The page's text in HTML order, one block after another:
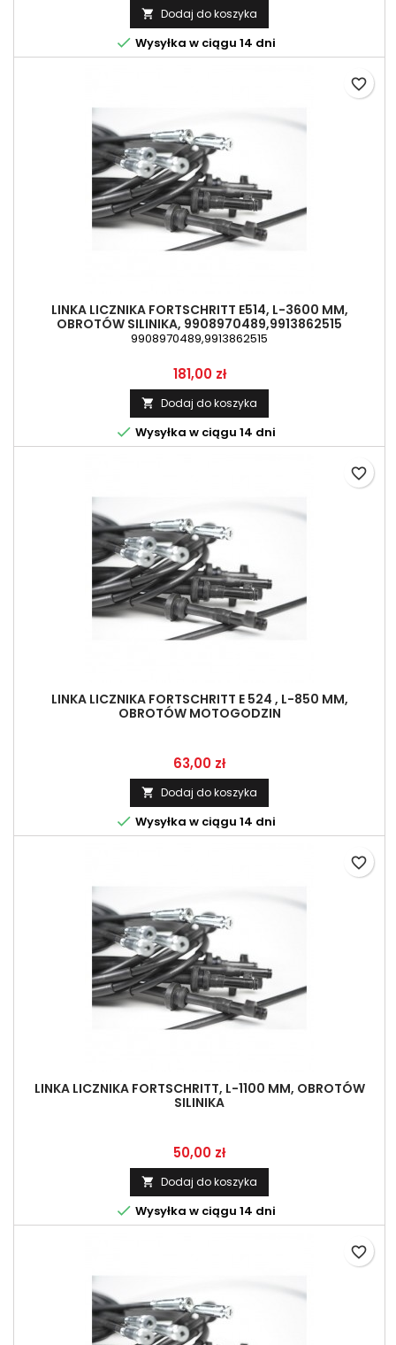
 Dodaj do koszyka
 Wysyłka w ciągu 14 dni
LINKA LICZNIKA FORTSCHRITT E514, L-3600 MM,
OBROTÓW SILINIKA, 9908970489,9913862515
9908970489,9913862515
Cena
181,00 zł
 Dodaj do koszyka
 Wysyłka w ciągu 14 dni
favorite_border
LINKA LICZNIKA FORTSCHRITT E 524 , L-850 MM,
OBROTÓW MOTOGODZIN
Cena
63,00 zł
 Dodaj do koszyka
 Wysyłka w ciągu 14 dni
favorite_border
LINKA LICZNIKA FORTSCHRITT, L-1100 MM, OBROTÓW
SILINIKA
Cena
50,00 zł
 Dodaj do koszyka
 Wysyłka w ciągu 14 dni
favorite_border
favorite_border